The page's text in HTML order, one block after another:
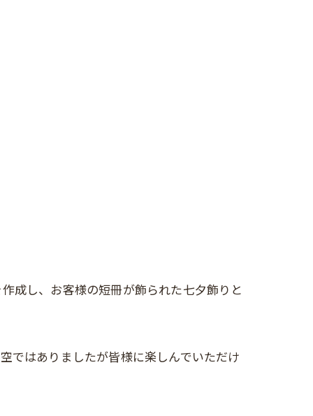
成し、お客様の短冊が飾られた七夕飾りと
ではありましたが皆様に楽しんでいただけ